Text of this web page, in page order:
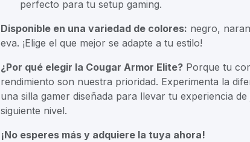
perfecto para tu setup gaming.
Disponible en una variedad de colores: negro,
eva. ¡Elige el que mejor se adapte a tu estilo!
¿Por qué elegir la Cougar Armor Elite? Porque tu
rendimiento son nuestra prioridad. Experimenta la
una silla gamer diseñada para llevar tu experiencia de
siguiente nivel.
¡No esperes más y adquiere la tuya ahora!